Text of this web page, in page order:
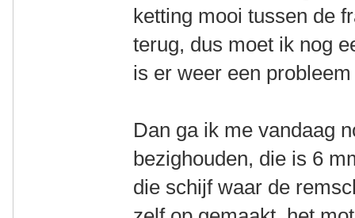
ketting mooi tussen de
terug, dus moet ik nog
is er weer een
Dan ga ik me vandaag
bezighouden, die is 6
die schijf waar de